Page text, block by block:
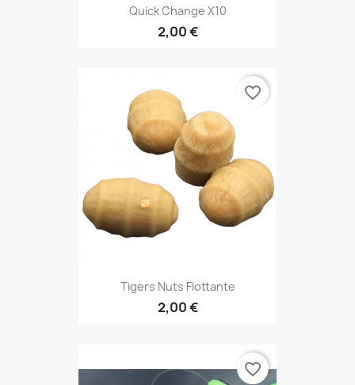
Quick Change X10
2,00 €
Tigers Nuts Flottante
2,00 €
favorite_border
favorite_border